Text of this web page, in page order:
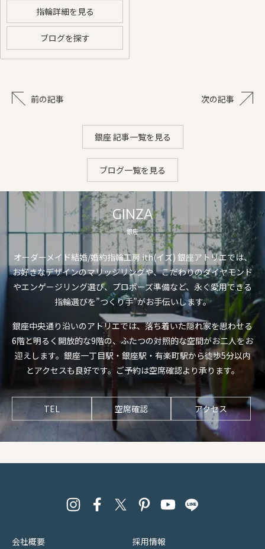
指輪詳細を見る
ブログを探す
前の記事 次の記事
銀座 記事一覧を見る
ブログ一覧を見る
GINZA
銀座
オーダーメイド結婚/婚約指輪工房 ith(イズ) 銀座アトリエでは、
お好きなデザインのマリッジリングや、こだわりのダイヤモンド
やエンゲージリング選び、プロポーズ準備など、永く愛用できる
指輪選びを”つくり手”がお手伝いします。
銀座中央通り沿いのアトリエでは、落ち着いた隠れ家を思わせる
6階と明るく開放的な9階の、ふたつの対照的な空間がお二人をお
迎えします。銀座一丁目駅・銀座駅・有楽町駅から徒歩5分以内
とアクセスも良好です。ご予約は空席確認より承ります。
TEL 空席確認 アクセス
会社概要 採用情報